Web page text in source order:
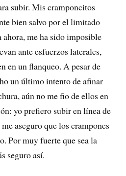
subir. Mis cramponcitos
bien salvo por el limitado
ahora, me ha sido imposible
ante esfuerzos laterales,
en un flanqueo. A pesar de
un último intento de afinar
aún no me fio de ellos en
yo prefiero subir en línea de
aseguro que los crampones
Por muy fuerte que sea la
seguro así.